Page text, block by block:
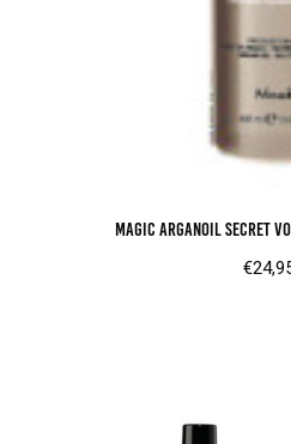
Magic ArganOil Secret
€